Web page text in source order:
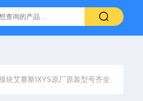
块艾赛斯IXYS原厂原装型号齐全